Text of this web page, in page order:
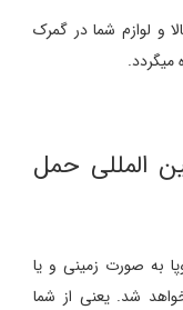
و لوازم شما در گمرک
میگردد.
المللی حمل
به صورت زمینی و یا
شد. یعنی از شما